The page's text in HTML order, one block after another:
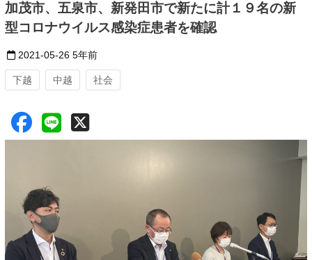
加茂市、五泉市、新発田市で新たに計１９名の新
型コロナウイルス感染症患者を確認
2021-05-26 5年前
下越 中越 社会